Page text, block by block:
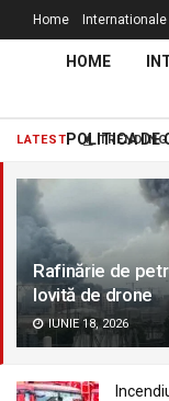
LATEST TRENDING
Rafinărie de
lovită de drone
IUNIE 18, 2026
Home Internationale
HOME
POLITICA DE